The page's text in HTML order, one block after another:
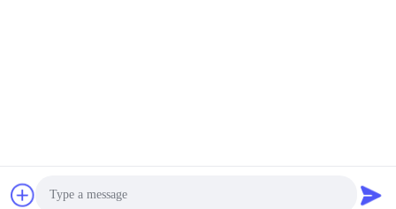
Changzhou Su Li drying equipment Co., Ltd.